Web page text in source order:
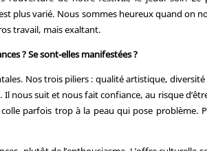
plus varié. Nous sommes heureux quand on
travail, mais exaltant.
? Se sont-elles manifestées ?
Nos trois piliers : qualité artistique,
nous suit et nous fait confiance, au risque
parfois trop à la peau qui pose problème.